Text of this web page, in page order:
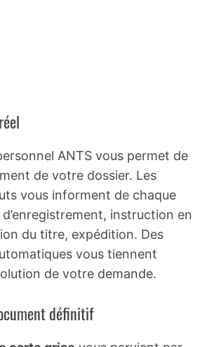
ANTS vous permet de
de votre dossier. Les
vous informent de chaque
instruction en
du titre, expédition. Des
vous tiennent
de votre demande.
définitif